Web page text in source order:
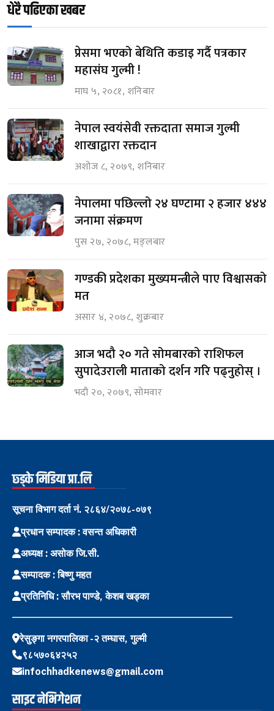
धेरै पढिएका खबर
प्रेसमा भएको बेथिति कडाइ गर्दै पत्रकार
महासंघ गुल्मी !
माघ ५, २०८१, शनिबार
नेपाल स्वयंसेवी रक्तदाता समाज गुल्मी
शाखाद्वारा रक्तदान
अशोज ८, २०७९, शनिबार
नेपालमा पछिल्लो २४ घण्टामा २ हजार ४४४
जनामा संक्रमण
पुस २७, २०७८, मङ्लबार
गण्डकी प्रदेशका मुख्यमन्त्रीले पाए विश्वासको
मत
असार ४, २०७८, शुक्रबार
आज भदौ २० गते सोमबारको राशिफल
सुपादेउराली माताको दर्शन गरि पढ्नुहोस् ।
भदौ २०, २०७९, सोमवार
छ्ड्के मिडिया प्रा.लि
सूचना विभाग दर्ता नं. २८६४/२०७८-०७९
प्रधान सम्पादक : वसन्त अधिकारी
अध्यक्ष : असोक जि.सी.
सम्पादक : बिष्णु महत
प्रतिनिधि : सौरभ पाण्डे, केशब खड्का
रेसुङ्गा नगरपालिका -२ तम्घास, गुल्मी
९८५७०६४२५२
infochhadkenews@gmail.com
साइट नेभिगेशन